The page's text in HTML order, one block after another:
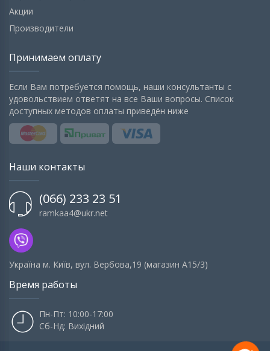
Акции
Производители
Принимаем оплату
Если Вам потребуется помощь, наши консультанты с
удовольствием ответят на все Ваши вопросы. Список
доступных методов оплаты приведён ниже
Наши контакты
(066) 233 23 51
ramkaa4@ukr.net
Українa м. Київ, вул. Вербова,19 (магазин А15/3)
Время работы
Пн-Пт: 10:00-17:00
Сб-Нд: Вихідний